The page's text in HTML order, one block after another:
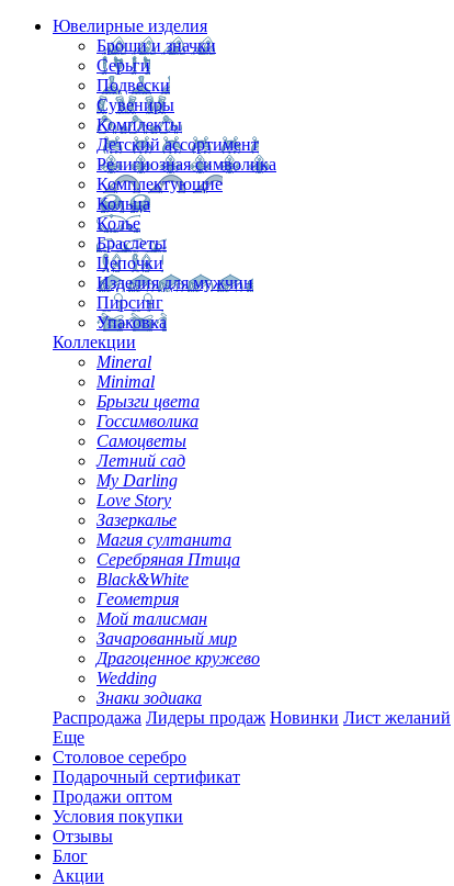
Ювелирные изделия
Броши и значки
Серьги
Подвески
Сувениры
Комплекты
Детский ассортимент
Религиозная символика
Комплектующие
Кольца
Колье
Браслеты
Цепочки
Изделия для мужчин
Пирсинг
Упаковка
Коллекции
Mineral
Minimal
Брызги цвета
Госсимволика
Самоцветы
Летний сад
My Darling
Love Story
Зазеркалье
Магия султанита
Серебряная Птица
Black&White
Геометрия
Мой талисман
Зачарованный мир
Драгоценное кружево
Wedding
Знаки зодиака
Распродажа Лидеры продаж Новинки Лист желаний
Еще
Столовое серебро
Подарочный сертификат
Продажи оптом
Условия покупки
Отзывы
Блог
Акции